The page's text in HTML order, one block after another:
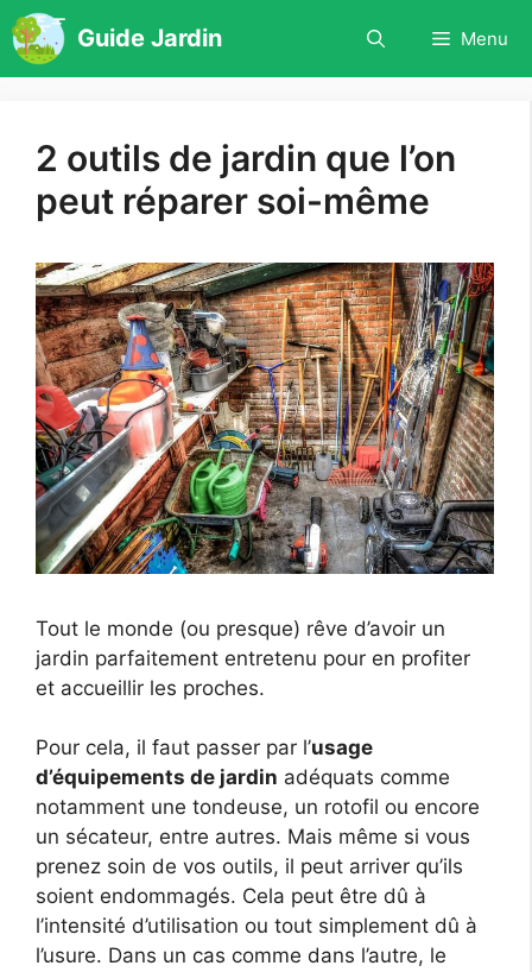
Aller
au
contenu
Guide Jardin Menu
2 outils de jardin que l’on
peut réparer soi-même
Tout le monde (ou presque) rêve d’avoir un
jardin parfaitement entretenu pour en profiter
et accueillir les proches.
Pour cela, il faut passer par l’usage
d’équipements de jardin adéquats comme
notamment une tondeuse, un rotofil ou encore
un sécateur, entre autres. Mais même si vous
prenez soin de vos outils, il peut arriver qu’ils
soient endommagés. Cela peut être dû à
l’intensité d’utilisation ou tout simplement dû à
l’usure. Dans un cas comme dans l’autre, le